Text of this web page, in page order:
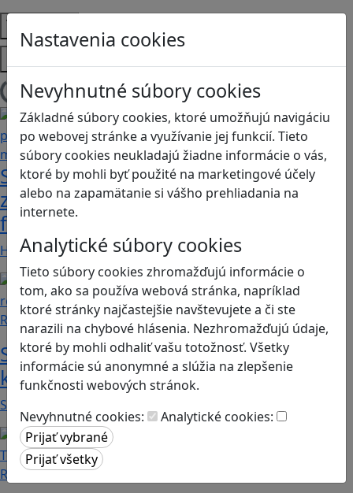
Nastavenia cookies
Nevyhnutné súbory cookies
Základné súbory cookies, ktoré umožňujú navigáciu
po webovej stránke a využívanie jej funkcií. Tieto
súbory cookies neukladajú žiadne informácie o vás,
ktoré by mohli byť použité na marketingové účely
alebo na zapamätanie si vášho prehliadania na
internete.
Analytické súbory cookies
Tieto súbory cookies zhromažďujú informácie o
tom, ako sa používa webová stránka, napríklad
ktoré stránky najčastejšie navštevujete a či ste
narazili na chybové hlásenia. Nezhromažďujú údaje,
ktoré by mohli odhaliť vašu totožnosť. Všetky
informácie sú anonymné a slúžia na zlepšenie
funkčnosti webových stránok.
Nevyhnutné cookies:
Analytické cookies:
Témy
Načítam blogy
Stanete sa influencerom, keď budete
zdieľať iba pravdivé, nie alternatívne
fakty? Dozviete sa v hre Follow me
Hráči a hráčky sa stávajú používateľmi/kami…
Recenzie
Smushi Come Home: Milá hra, v
ktorej sa naučíte rozoznávať huby
Smushi Come Home je roztomilá a relaxačná…
Recenzie